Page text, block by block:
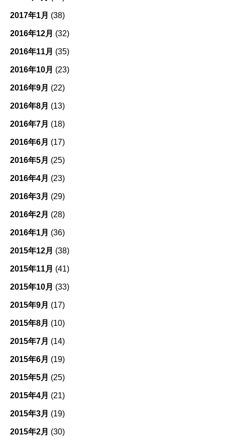
2017年1月 (38)
2016年12月 (32)
2016年11月 (35)
2016年10月 (23)
2016年9月 (22)
2016年8月 (13)
2016年7月 (18)
2016年6月 (17)
2016年5月 (25)
2016年4月 (23)
2016年3月 (29)
2016年2月 (28)
2016年1月 (36)
2015年12月 (38)
2015年11月 (41)
2015年10月 (33)
2015年9月 (17)
2015年8月 (10)
2015年7月 (14)
2015年6月 (19)
2015年5月 (25)
2015年4月 (21)
2015年3月 (19)
2015年2月 (30)